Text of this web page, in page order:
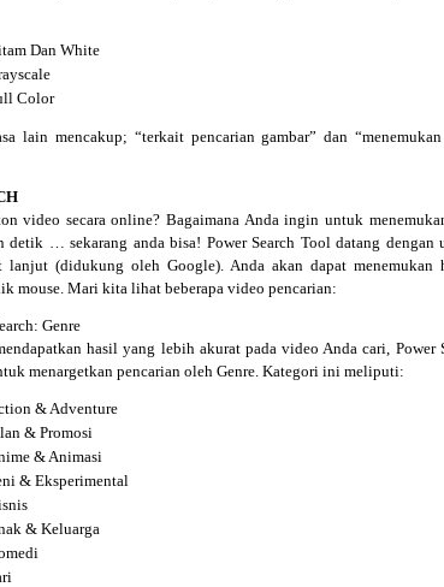
Dan White
Color
lain mencakup; “terkait pencarian gambar” dan
video secara online? Bagaimana Anda ingin untuk
detik … sekarang anda bisa! Power Search Tool datang
lanjut (didukung oleh Google). Anda akan dapat menemukan
mouse. Mari kita lihat beberapa video pencarian:
Genre
hasil yang lebih akurat pada video Anda cari, Power
menargetkan pencarian oleh Genre. Kategori ini meliputi:
& Adventure
& Promosi
& Animasi
& Eksperimental
& Keluarga